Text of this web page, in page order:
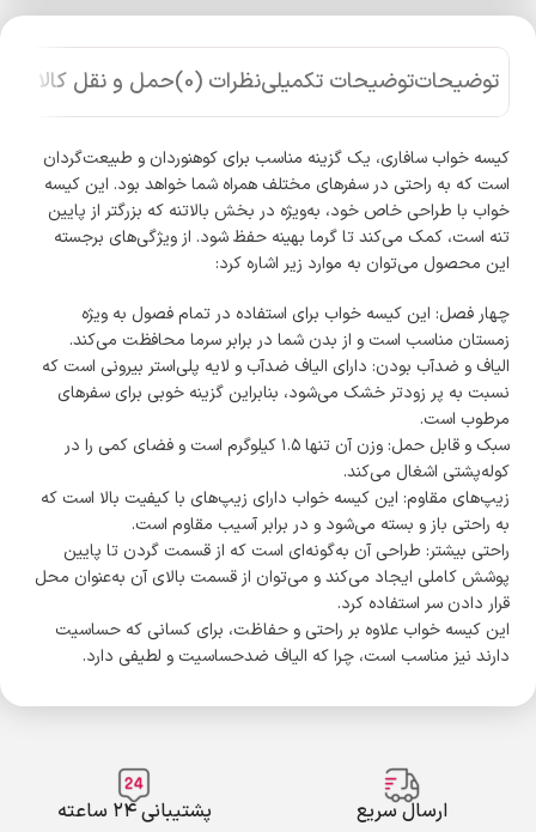
توضیحاتتوضیحات تکمیلینظرات (0) حمل و نقل کالا
کیسه خواب سافاری، یک گزینه مناسب برای کوهنوردان و طبیعت‌گردان
است که به راحتی در سفرهای مختلف همراه شما خواهد بود. این کیسه
خواب با طراحی خاص خود، به‌ویژه در بخش بالاتنه که بزرگتر از پایین
تنه است، کمک می‌کند تا گرما بهینه حفظ شود. از ویژگی‌های برجسته
این محصول می‌توان به موارد زیر اشاره کرد:
چهار فصل: این کیسه خواب برای استفاده در تمام فصول به ویژه
زمستان مناسب است و از بدن شما در برابر سرما محافظت می‌کند.
الیاف و ضدآب بودن: دارای الیاف ضدآب و لایه پلی‌استر بیرونی است که
نسبت به پر زودتر خشک می‌شود، بنابراین گزینه خوبی برای سفرهای
مرطوب است.
سبک و قابل حمل: وزن آن تنها ۱.۵ کیلوگرم است و فضای کمی را در
کوله‌پشتی اشغال می‌کند.
زیپ‌های مقاوم: این کیسه خواب دارای زیپ‌های با کیفیت بالا است که
به راحتی باز و بسته می‌شود و در برابر آسیب مقاوم است.
راحتی بیشتر: طراحی آن به‌گونه‌ای است که از قسمت گردن تا پایین
پوشش کاملی ایجاد می‌کند و می‌توان از قسمت بالای آن به‌عنوان محل
قرار دادن سر استفاده کرد.
این کیسه خواب علاوه بر راحتی و حفاظت، برای کسانی که حساسیت
دارند نیز مناسب است، چرا که الیاف ضدحساسیت و لطیفی دارد.
ارسال سریع پشتیبانی ۲۴ ساعته